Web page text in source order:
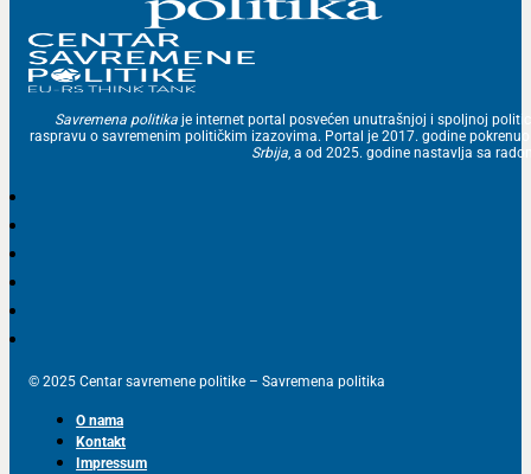
Savremena politika je internet portal posvećen unutrašnjoj i spoljnoj
raspravu o savremenim političkim izazovima. Portal je 2017. godine
Srbija, a od 2025. godine nastavlja sa
© 2025 Centar savremene politike – Savremena politika
O nama
Kontakt
Impressum